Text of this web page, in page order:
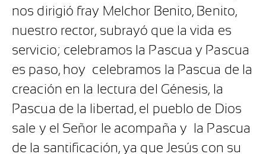
nos dirigió fray Melchor Benito, Benito,
nuestro rector, subrayó que la vida es
servicio; celebramos la Pascua y Pascua
es paso, hoy celebramos la Pascua de la
creación en la lectura del Génesis, la
Pascua de la libertad, el pueblo de Dios
sale y el Señor le acompaña y la Pascua
de la santificación, ya que Jesús con su